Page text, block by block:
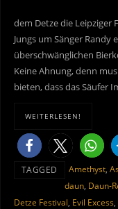
dem Detze die Leipziger
Jungs um Sänger
überschwänglichen
Keine Ahnung, denn
bieten, dass das Säufer
WEITERLESEN!
TAGGED Amethyst,
daun, Daun-
Detze Festival, Evil Excess,